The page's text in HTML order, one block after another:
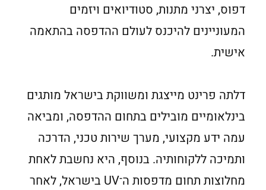
דפוס, יצרני מתנות, סטודיואים ויזמים
המעוניינים להיכנס לעולם ההדפסה בהתאמה
אישית.
דלתה פרינט מייצגת ומשווקת בישראל מותגים
בינלאומיים מובילים בתחום ההדפסה, ומביאה
עמה ידע מקצועי, מערך שירות טכני, הדרכה
ותמיכה ללקוחותיה. בנוסף, היא נחשבת לאחת
מחלוצות תחום מדפסות ה־UV בישראל, לאחר